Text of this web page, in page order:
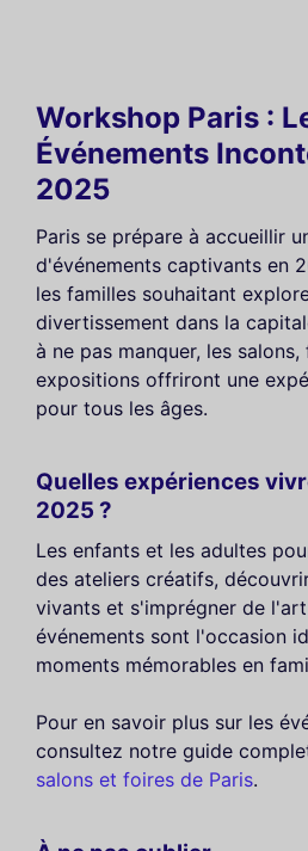
Workshop Paris :
Événements
2025
Paris se prépare à accueillir
d'événements captivants en
les familles souhaitant
divertissement dans la
à ne pas manquer, les
expositions offriront une
pour tous les âges.
Quelles expériences
2025 ?
Les enfants et les adultes
des ateliers créatifs,
vivants et s'imprégner de
événements sont l'occasion
moments mémorables en
Pour en savoir plus sur les
consultez notre guide
salons et foires de Paris.